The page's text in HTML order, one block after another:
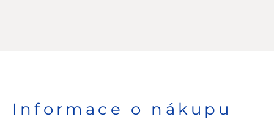
Informace o nákupu